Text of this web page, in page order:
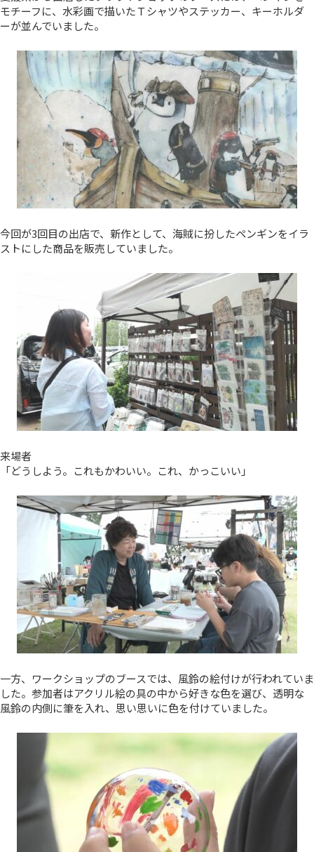
モチーフに、水彩画で描いたＴシャツやステッカー、キーホルダ
ーが並んでいました。
今回が3回目の出店で、新作として、海賊に扮したペンギンをイラ
ストにした商品を販売していました。
来場者
「どうしよう。これもかわいい。これ、かっこいい」
一方、ワークショップのブースでは、風鈴の絵付けが行われていま
した。参加者はアクリル絵の具の中から好きな色を選び、透明な
風鈴の内側に筆を入れ、思い思いに色を付けていました。